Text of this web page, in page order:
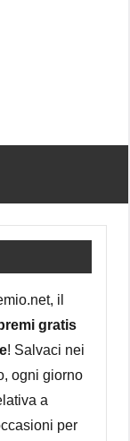
il
gratis
! Salvaci nei
ogni giorno
a
per